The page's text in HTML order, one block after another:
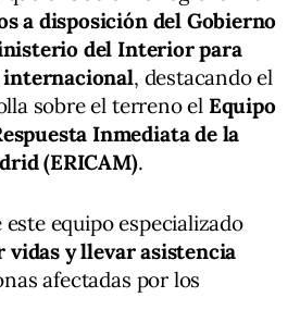
a disposición del Gobierno
del Interior para
internacional, destacando el
sobre el terreno el Equipo
Inmediata de la
(ERICAM).
equipo especializado
vidas y llevar asistencia
afectadas por los